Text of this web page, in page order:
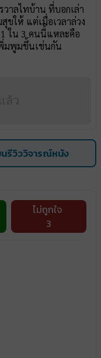
าลไทบ้าน ที่บอกเล่า
ขให้ แต่เมื่อเวลาล่วง
ใน 3 คนนี้แหละคือ
มพูมขึ้นเช่นกัน
นรีวิววิจารณ์หนัง
ไม่ถูกใจ
3